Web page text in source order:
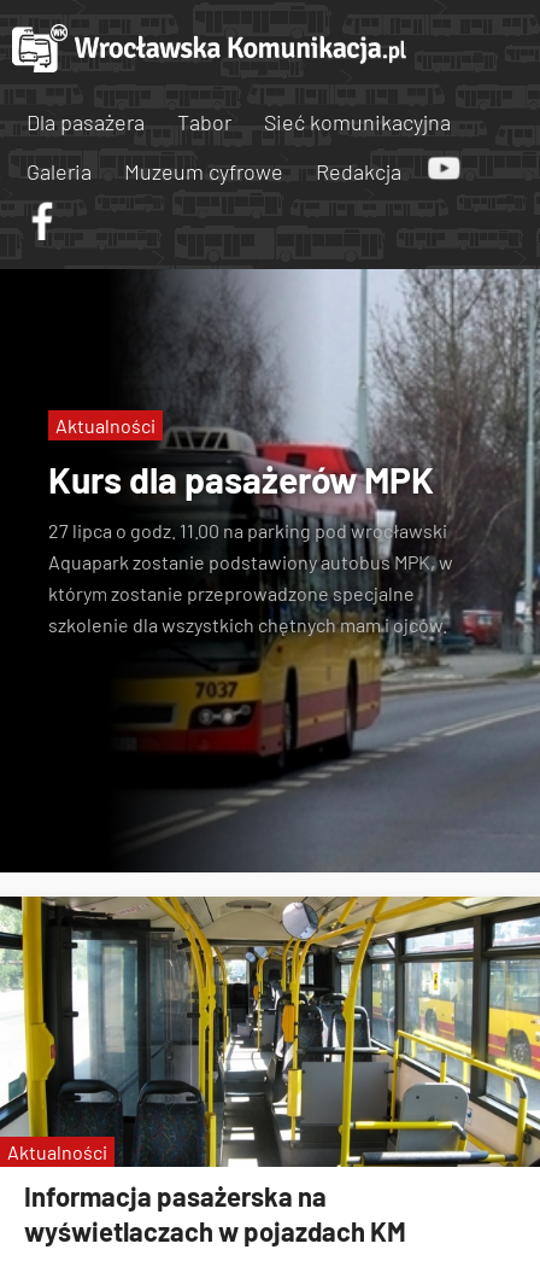
Dla pasażera Tabor
Sieć komunikacyjna
Galeria
Muzeum cyfrowe Redakcja
Kurs dla pasażerów MPK
27 lipca o godz. 11.00 na parking pod wrocławski
Aquapark zostanie podstawiony autobus MPK, w
którym zostanie przeprowadzone specjalne
szkolenie dla wszystkich chętnych mam i ojców.
Aktualności
Informacja pasażerska na
wyświetlaczach w pojazdach KM
Aktualności